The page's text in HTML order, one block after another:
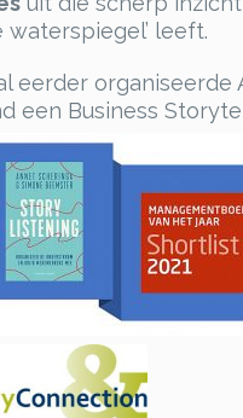
waterspiegel’ leeft.
eerder organiseerde
een Business